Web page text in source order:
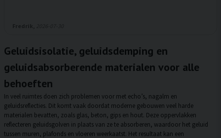
Geluidsisolatie, geluidsdemping en
geluidsabsorberende materialen voor alle
behoeften
In veel ruimtes doen zich problemen voor met echo’s, nagalm en
geluidsreflecties. Dit komt vaak doordat moderne gebouwen veel harde
materialen bevatten, zoals glas, beton, gips en hout. Deze oppervlakken
reflecteren geluidsgolven in plaats van ze te absorberen, waardoor het geluid
tussen muren, plafonds en vloeren weerkaatst. Het resultaat kan een